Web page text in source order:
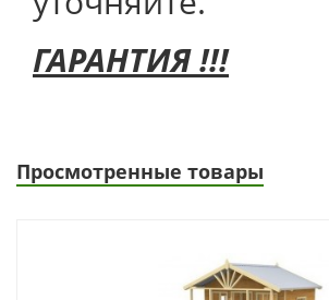
ГАРАНТИЯ !!!
Просмотренные товары